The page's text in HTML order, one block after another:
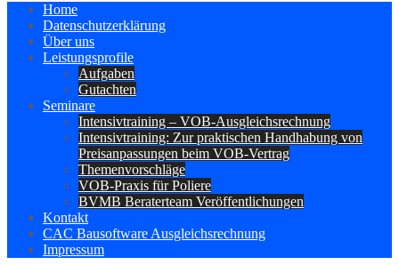
Home
Datenschutzerklärung
Über uns
Leistungsprofile
Aufgaben
Gutachten
Seminare
Intensivtraining – VOB-Ausgleichsrechnung
Intensivtraining: Zur praktischen Handhabung von
Preisanpassungen beim VOB-Vertrag
Themenvorschläge
VOB-Praxis für Poliere
BVMB Beraterteam Veröffentlichungen
Kontakt
CAC Bausoftware Ausgleichsrechnung
Impressum